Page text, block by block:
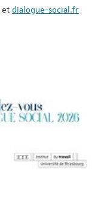
et dialogue-social.fr